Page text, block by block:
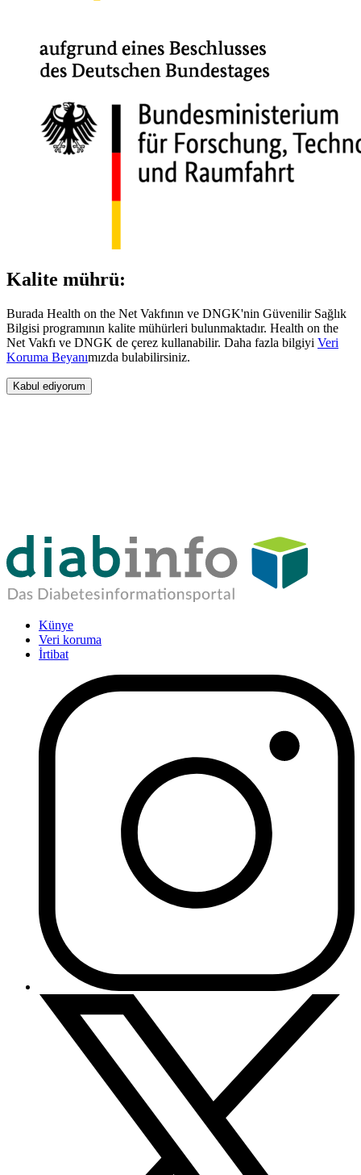
Kalite mührü:
Burada Health on the Net Vakfının ve DNGK'nin Güvenilir Sağlık
Bilgisi programının kalite mühürleri bulunmaktadır. Health on the
Net Vakfı ve DNGK de çerez kullanabilir. Daha fazla bilgiyi Veri
Koruma Beyanımızda bulabilirsiniz.
Kabul ediyorum
Künye
Veri koruma
İrtibat